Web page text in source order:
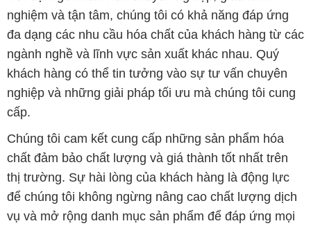
nghiệp và những giải pháp tối ưu mà chúng tôi cung
cấp.
Chúng tôi cam kết cung cấp những sản phẩm hóa
chất đảm bảo chất lượng và giá thành tốt nhất trên
thị trường. Sự hài lòng của khách hàng là động lực
để chúng tôi không ngừng nâng cao chất lượng dịch
vụ và mở rộng danh mục sản phẩm để đáp ứng mọi
yêu cầu của khách hàng.
Để biết thêm thông tin chi tiết và được tư vấn, quý
khách hàng có thể truy cập vào trang web của chúng
tôi tại địa chỉhoachatxulynuoc.com.